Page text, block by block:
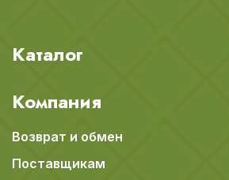
Каталог
Компания
Возврат и обмен
Поставщикам